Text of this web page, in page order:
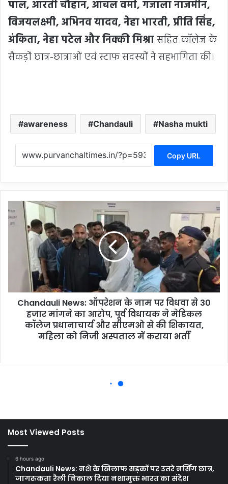
Most Viewed Posts
6 hours ago
Chandauli News: नशे के खिलाफ सड़कों पर उतरे नर्सिंग छात्र,
जागरुकता रैली निकाल दिया नशामुक्त भारत का संदेश